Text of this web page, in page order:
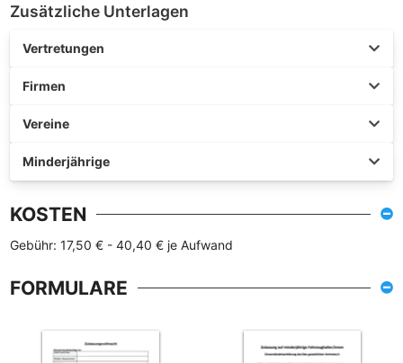
Zusätzliche Unterlagen
Vertretungen
Firmen
Vereine
Minderjährige
KOSTEN
Gebühr: 17,50 € - 40,40 € je Aufwand
FORMULARE